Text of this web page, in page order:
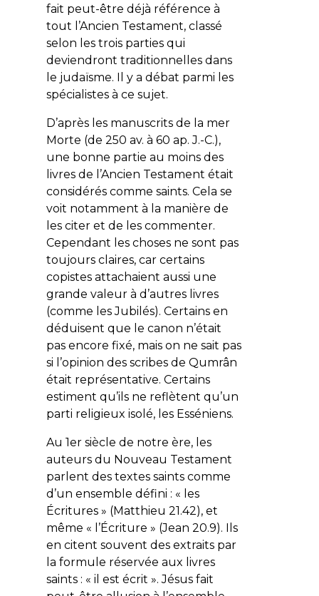
fait peut-être déjà référence à
tout l’Ancien Testament, classé
selon les trois parties qui
deviendront traditionnelles dans
le judaïsme. Il y a débat parmi les
spécialistes à ce sujet.
D’après les manuscrits de la mer
Morte (de 250 av. à 60 ap. J.-C.),
une bonne partie au moins des
livres de l’Ancien Testament était
considérés comme saints. Cela se
voit notamment à la manière de
les citer et de les commenter.
Cependant les choses ne sont pas
toujours claires, car certains
copistes attachaient aussi une
grande valeur à d’autres livres
(comme lesJubilés). Certains en
déduisent que le canon n’était
pas encore fixé, mais on ne sait pas
si l’opinion des scribes de Qumrân
était représentative. Certains
estiment qu’ils ne reflètent qu’un
parti religieux isolé, les Esséniens.
Au 1er siècle de notre ère, les
auteurs du Nouveau Testament
parlent des textes saints comme
d’un ensemble défini : « les
Écritures» (Matthieu 21.42), et
même « l’Écriture » (Jean 20.9). Ils
en citent souvent des extraits par
la formule réservée aux livres
saints : « il est écrit ». Jésus fait